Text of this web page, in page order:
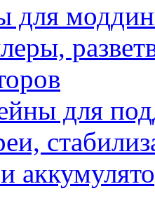
для
для
и